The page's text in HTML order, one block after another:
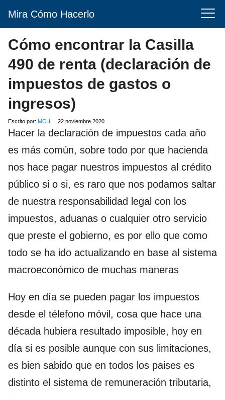
Mira Cómo Hacerlo
Cómo encontrar la Casilla
490 de renta (declaración de
impuestos de gastos o
ingresos)
Escrito por: MCH 22 noviembre 2020
Hacer la declaración de impuestos cada año
es más común, sobre todo por que hacienda
nos hace pagar nuestros impuestos al crédito
público si o si, es raro que nos podamos saltar
de nuestra responsabilidad legal con los
impuestos, aduanas o cualquier otro servicio
que preste el gobierno, es por ello que como
todo se ha ido actualizando en base al sistema
macroeconómico de muchas maneras
Hoy en día se pueden pagar los impuestos
desde el télefono móvil, cosa que hace una
década hubiera resultado imposible, hoy en
día si es posible aunque con sus limitaciones,
es bien sabido que en todos los paises es
distinto el sistema de remuneración tributaria,